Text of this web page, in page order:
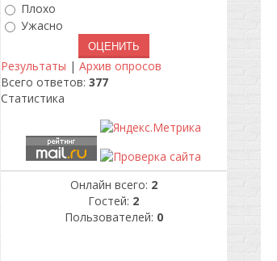
Плохо
Ужасно
Результаты | Архив опросов
Всего ответов: 377
Статистика
Онлайн всего: 2
Гостей: 2
Пользователей: 0